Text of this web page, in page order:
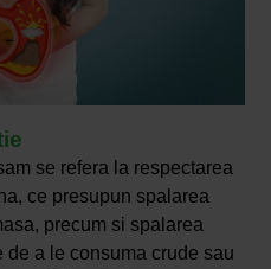
se refera la respectarea
ce presupun spalarea
precum si spalarea
a le consuma crude sau